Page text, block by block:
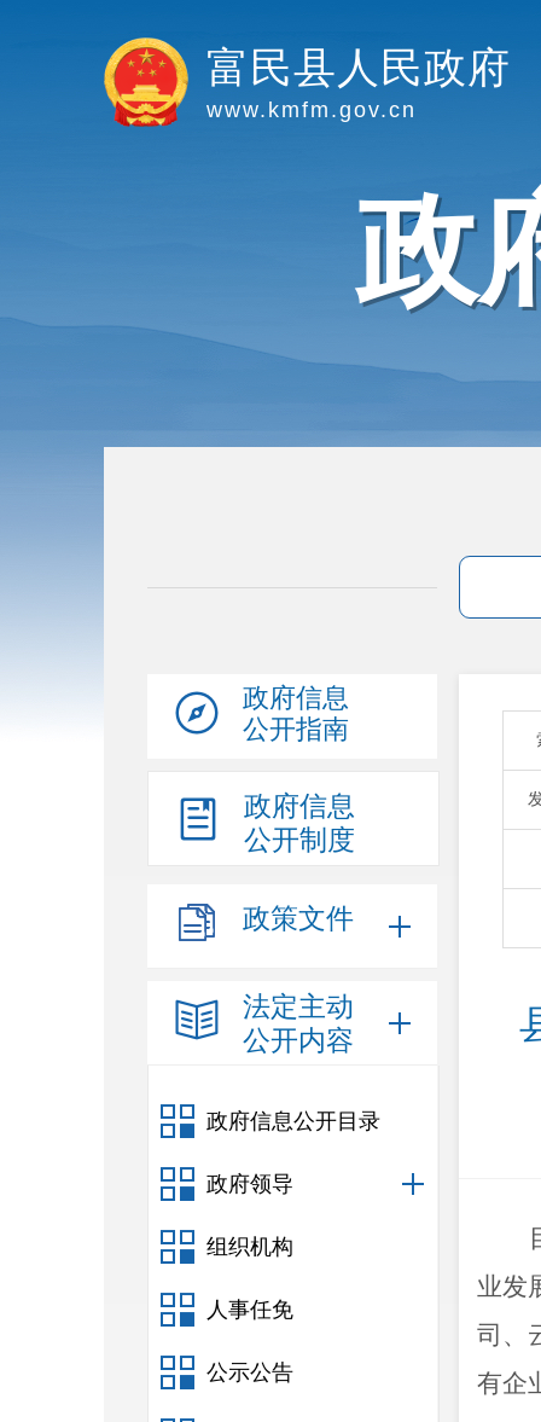
富民县人民政府
www.kmfm.gov.cn
政
政府信息
公开指南
政府信息
公开制度
政策文件
法定主动
公开内容
政府信息公开目录
政府领导
组织机构
人事任免
公示公告
业发
司、
有企